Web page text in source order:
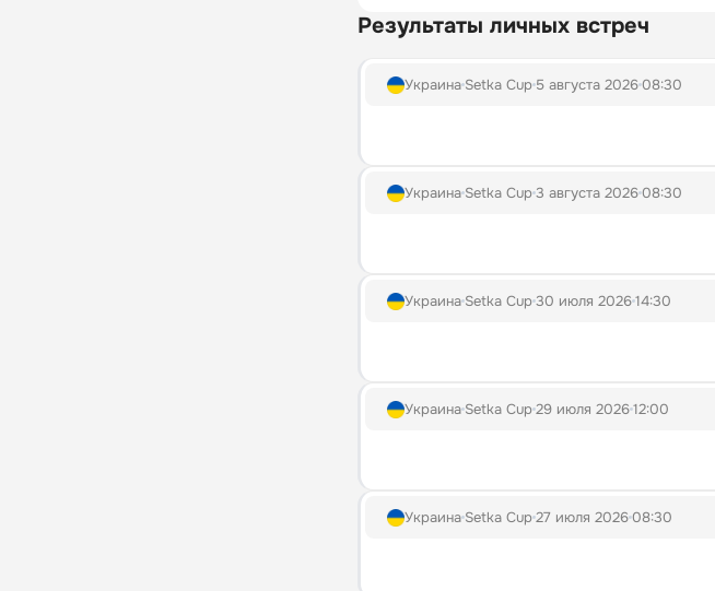
Результаты личных встреч
Украина Setka Cup 5 августа 202608:30
Украина Setka Cup3 августа 202608:30
Украина Setka Cup30 июля 202614:30
Украина Setka Cup29 июля 202612:00
Украина Setka Cup27 июля 202608:30